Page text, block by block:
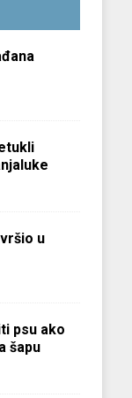
u
psu ako
šapu